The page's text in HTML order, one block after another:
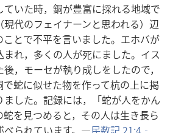
い​た​時，銅​が​豊富​に​採れる​地域​で​
代​の​フェイナーン​と​思わ​れる）辺
こと​で​不平​を​言い​まし​た。エホバ​が​
れ，多く​の​人​が​死に​まし​た。イス
，モーセ​が​執り成し​を​し​た​の​で，
蛇​に​似せ​た​物​を​作っ​て​杭​の​上​に​掲
し​た。記録​に​は，「蛇​が​人​を​かん​
を​見つめる​と，その​人​は​生き長ら
べ​られ​て​い​ます。―民数記 21:4‐